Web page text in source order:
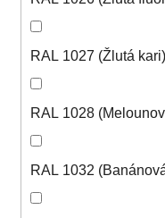
RAL 1027 (Žlutá kari)
RAL 1028
RAL 1032